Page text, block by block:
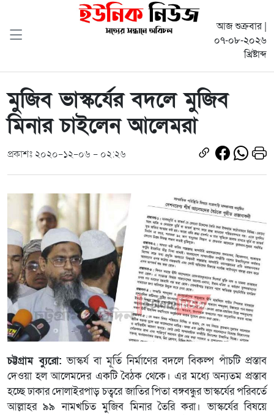
আজ শুক্রবার |
০৭-০৮-২০২৬
খ্রিষ্টাব্দ
মুজিব ভাস্কর্যের বদলে মুজিব
মিনার চাইলেন আলেমরা
প্রকাশঃ ২০২০-১২-০৬ - ০২:২৬
চট্টগ্রাম ব্যুরো: ভাস্কর্য বা মূর্তি নির্মাণের বদলে বিকল্প পাঁচটি প্রস্তাব
দেওয়া হল আলেমদের একটি বৈঠক থেকে। এর মধ্যে অন্যতম প্রস্তাব
হচ্ছে ঢাকার দোলাইরপাড় চত্বরে জাতির পিতা বঙ্গবন্ধুর ভাস্কর্যের পরিবর্তে
আল্লাহর ৯৯ নামখচিত মুজিব মিনার তৈরি করা। ভাস্কর্যের বিষয়ে